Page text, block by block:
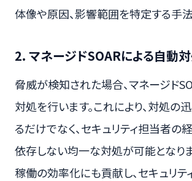
体像や原因、影響範囲を特定する手法
2. マネージドSOARによる自動
脅威が検知された場合、マネージド
対処を行います。これにより、対処の
るだけでなく、セキュリティ担当者の
依存しない均一な対処が可能となりま
稼働の効率化にも貢献し、セキュリテ